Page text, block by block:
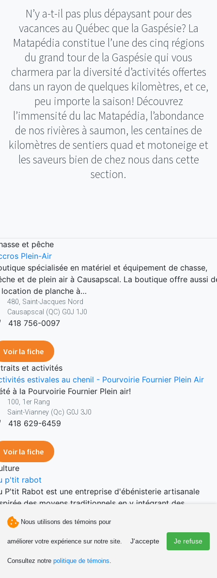
N’y a-t-il pas plus dépaysant pour des
vacances au Québec que la Gaspésie? La
Matapédia constitue l’une des cinq régions
du grand tour de la Gaspésie qui vous
charmera par la diversité d’activités offertes
dans un rayon de quelques kilomètres, et ce,
peu importe la saison! Découvrez
l’immensité du lac Matapédia, l’abondance
de nos rivières à saumon, les centaines de
kilomètres de sentiers quad et motoneige et
les saveurs bien de chez nous dans cette
section.
et pêche
Plein-Air
spécialisée en matériel et équipement de chasse,
et de plein air à Causapscal. La boutique offre aussi
de planche à…
480, Saint-Jacques Nord
Causapscal (QC) G0J 1J0
418 756-0097
Voir la fiche
et activités
estivales au chenil - Pourvoirie Fournier Plein Air
à la Pourvoirie Fournier Plein air!
100, 1er Rang
Saint-Vianney (Qc) G0J 3J0
418 629-6459
Voir la fiche
p'tit rabot
P'tit Rabot est une entreprise d'ébénisterie artisanale
des moyens traditionnels en y intégrant des
actuelles. Elle se définit…
422 Rang Beaurivage Nord
418 756-5066
Nous utilisons des témoins pour
améliorer votre expérience sur notre site.
Consultez notre politique de témoins.
J'accepte Je refuse